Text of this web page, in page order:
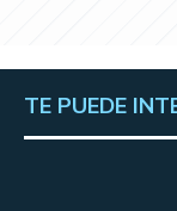
TE PUEDE